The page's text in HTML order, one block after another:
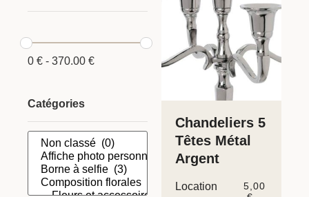
0 € - 370.00 €
Catégories
Chandeliers 5
Têtes Métal
Argent
Location
5,00